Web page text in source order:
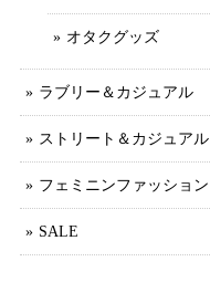
オタクグッズ
ラブリー＆カジュアル
ストリート＆カジュアル
フェミニンファッション
SALE